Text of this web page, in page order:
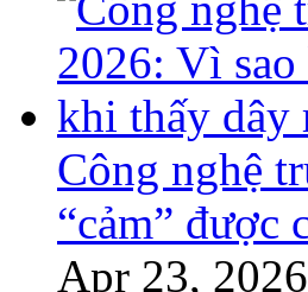
Công nghệ
“cảm” được
Apr 23, 2026